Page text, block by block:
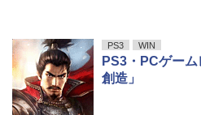
PS3 WIN
PS3・PCゲーム
創造」